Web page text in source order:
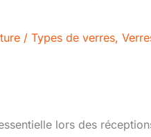
/ Types de verres,
lors des